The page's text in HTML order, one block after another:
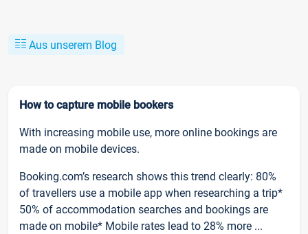
Aus unserem Blog
How to capture mobile bookers
With increasing mobile use, more online bookings are
made on mobile devices.
Booking.com’s research shows this trend clearly: 80%
of travellers use a mobile app when researching a trip*
50% of accommodation searches and bookings are
made on mobile* Mobile rates lead to 28% more ...